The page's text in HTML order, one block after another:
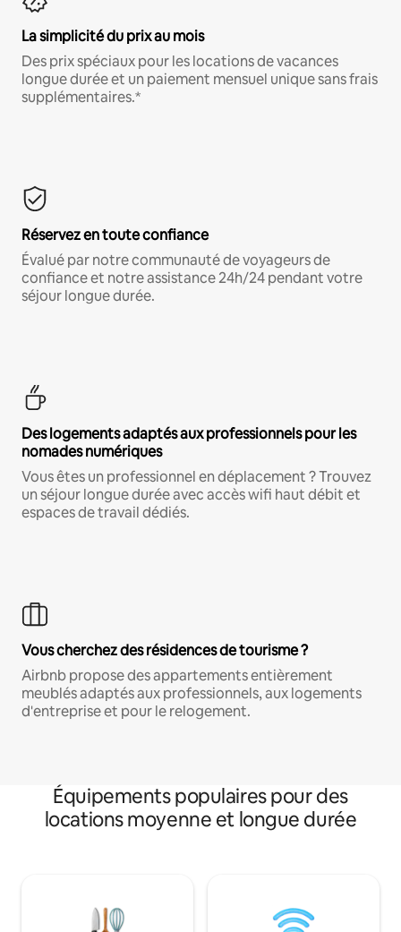
La simplicité du prix au mois
Des prix spéciaux pour les locations de vacances
longue durée et un paiement mensuel unique sans frais
supplémentaires.*
Réservez en toute confiance
Évalué par notre communauté de voyageurs de
confiance et notre assistance 24h/24 pendant votre
séjour longue durée.
Des logements adaptés aux professionnels pour les
nomades numériques
Vous êtes un professionnel en déplacement ? Trouvez
un séjour longue durée avec accès wifi haut débit et
espaces de travail dédiés.
Vous cherchez des résidences de tourisme ?
Airbnb propose des appartements entièrement
meublés adaptés aux professionnels, aux logements
d'entreprise et pour le relogement.
Équipements populaires pour des
locations moyenne et longue durée